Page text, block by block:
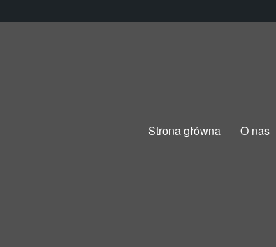
Strona główna O nas